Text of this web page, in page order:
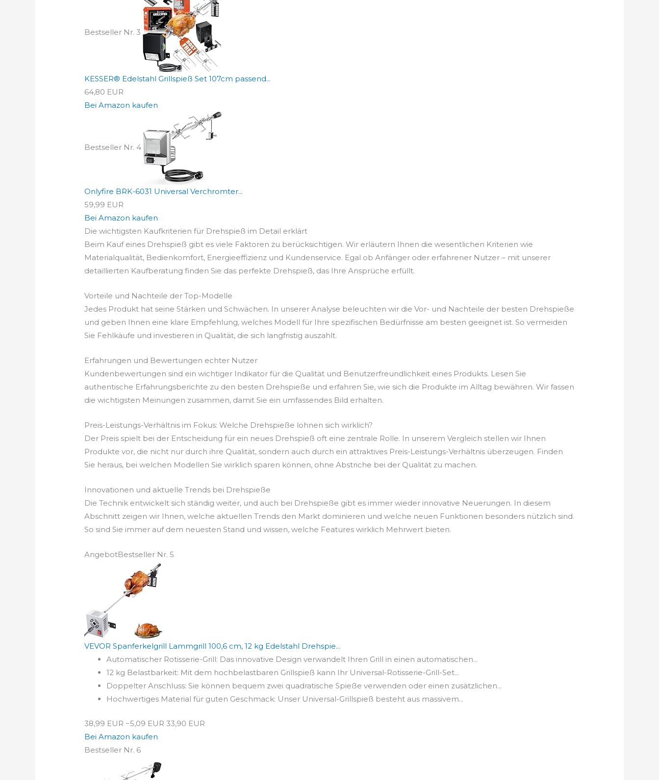
Bestseller Nr. 3
KESSER® Edelstahl Grillspieß Set 107cm passend...
64,80 EUR
Bei Amazon kaufen
Bestseller Nr. 4
Onlyfire BRK-6031 Universal Verchromter...
59,99 EUR
Bei Amazon kaufen
Die wichtigsten Kaufkriterien für Drehspieß im Detail erklärt
Beim Kauf eines Drehspieß gibt es viele Faktoren zu berücksichtigen. Wir erläutern Ihnen die wesentlichen Kriterien wie
Materialqualität, Bedienkomfort, Energieeffizienz und Kundenservice. Egal ob Anfänger oder erfahrener Nutzer – mit unserer
detaillierten Kaufberatung finden Sie das perfekte Drehspieß, das Ihre Ansprüche erfüllt.
Vorteile und Nachteile der Top-Modelle
Jedes Produkt hat seine Stärken und Schwächen. In unserer Analyse beleuchten wir die Vor- und Nachteile der besten Drehspieße
und geben Ihnen eine klare Empfehlung, welches Modell für Ihre spezifischen Bedürfnisse am besten geeignet ist. So vermeiden
Sie Fehlkäufe und investieren in Qualität, die sich langfristig auszahlt.
Erfahrungen und Bewertungen echter Nutzer
Kundenbewertungen sind ein wichtiger Indikator für die Qualität und Benutzerfreundlichkeit eines Produkts. Lesen Sie
authentische Erfahrungsberichte zu den besten Drehspieße und erfahren Sie, wie sich die Produkte im Alltag bewähren. Wir fassen
die wichtigsten Meinungen zusammen, damit Sie ein umfassendes Bild erhalten.
Preis-Leistungs-Verhältnis im Fokus: Welche Drehspieße lohnen sich wirklich?
Der Preis spielt bei der Entscheidung für ein neues Drehspieß oft eine zentrale Rolle. In unserem Vergleich stellen wir Ihnen
Produkte vor, die nicht nur durch ihre Qualität, sondern auch durch ein attraktives Preis-Leistungs-Verhältnis überzeugen. Finden
Sie heraus, bei welchen Modellen Sie wirklich sparen können, ohne Abstriche bei der Qualität zu machen.
Innovationen und aktuelle Trends bei Drehspieße
Die Technik entwickelt sich ständig weiter, und auch bei Drehspieße gibt es immer wieder innovative Neuerungen. In diesem
Abschnitt zeigen wir Ihnen, welche aktuellen Trends den Markt dominieren und welche neuen Funktionen besonders nützlich sind.
So sind Sie immer auf dem neuesten Stand und wissen, welche Features wirklich Mehrwert bieten.
AngebotBestseller Nr. 5
VEVOR Spanferkelgrill Lammgrill 100,6 cm, 12 kg Edelstahl Drehspie...
Automatischer Rotisserie-Grill: Das innovative Design verwandelt Ihren Grill in einen automatischen...
12 kg Belastbarkeit: Mit dem hochbelastbaren Grillspieß kann Ihr Universal-Rotisserie-Grill-Set...
Doppelter Anschluss: Sie können bequem zwei quadratische Spieße verwenden oder einen zusätzlichen...
Hochwertiges Material für guten Geschmack: Unser Universal-Grillspieß besteht aus massivem...
38,99 EUR −5,09 EUR 33,90 EUR
Bei Amazon kaufen
Bestseller Nr. 6